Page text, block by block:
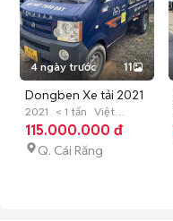
4 ngày trước 11
Dongben Xe tải 2021
Xanh
2021 < 1 tấn Việt
Nam
Đã sử dụng
115.000.000 đ
Q. Cái Răng